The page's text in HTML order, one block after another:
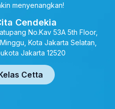
menyenangkan!
Cendekia
No.Kav 53A 5th Floor,
Kota Jakarta Selatan,
Jakarta 12520
Cetta